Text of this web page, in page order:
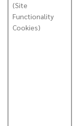
(Site
Functionality
Cookies)